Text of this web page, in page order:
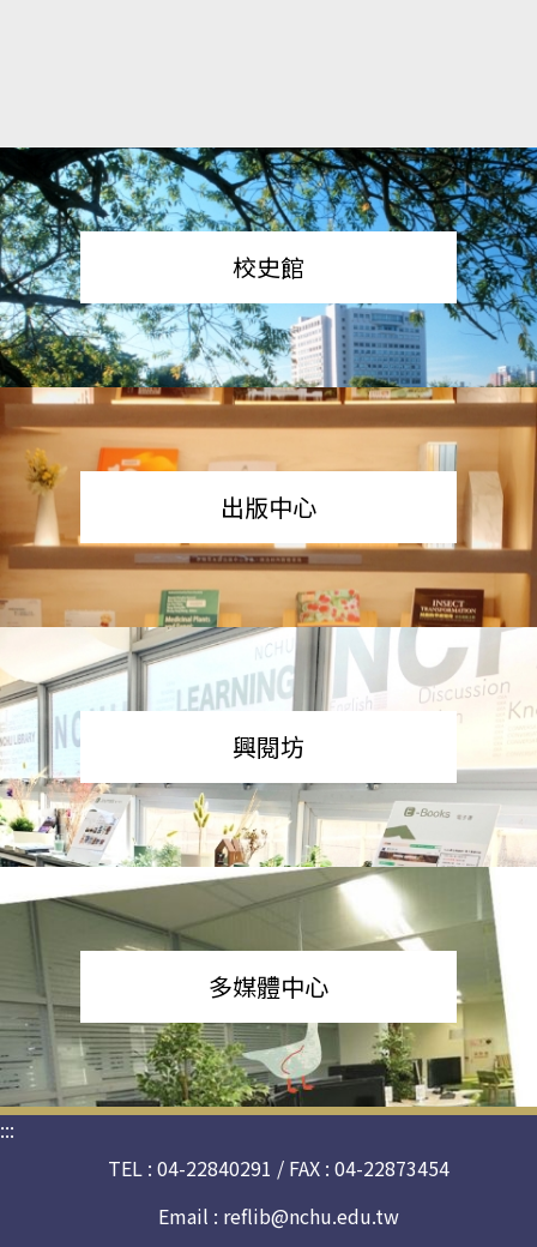
校史館
出版中心
興閱坊
多媒體中心
:::
TEL : 04-22840291 / FAX : 04-22873454
Email : reflib@nchu.edu.tw